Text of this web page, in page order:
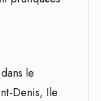
le
Denis, Ile